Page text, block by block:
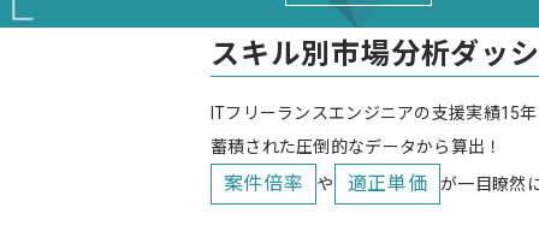
スキル別市場分析ダッ
ITフリーランスエンジニアの支援実績15
蓄積された圧倒的なデータから算出！
案件倍率 や 適正単価 が一目瞭然